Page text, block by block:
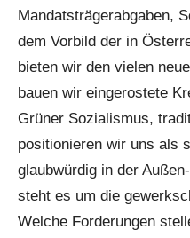
Mandatsträgerabgaben,
dem Vorbild der in
bieten wir den vielen
bauen wir eingerostete
Grüner Sozialismus,
positionieren wir uns als
glaubwürdig in der
steht es um die
Welche Forderungen